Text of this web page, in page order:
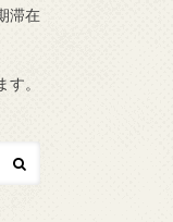
滞在
。